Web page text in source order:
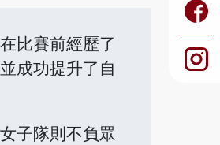
比賽前經歷了
成功提升了自
子隊則不負眾